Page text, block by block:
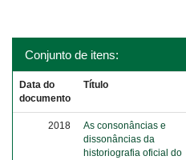
Conjunto de itens:
Data do
documento
Título
2018
As consonâncias e
dissonâncias da
historiografia oficial do